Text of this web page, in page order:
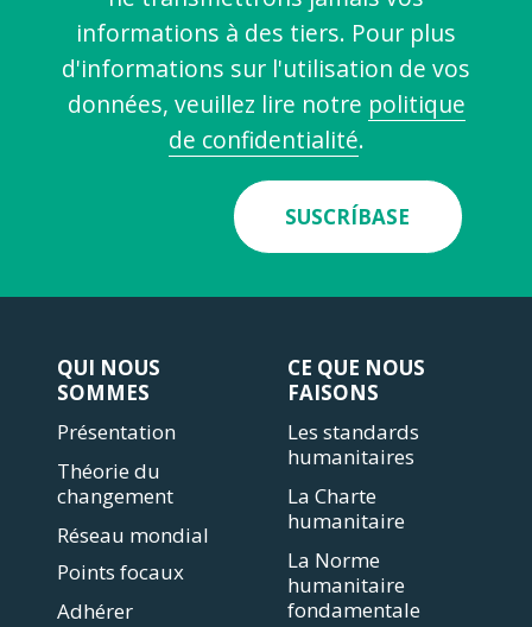
informations à des tiers. Pour plus
d'informations sur l'utilisation de vos
données, veuillez lire notre politique
de confidentialité.
SUSCRÍBASE
QUI NOUS
SOMMES
Présentation
Théorie du
changement
Réseau mondial
Points focaux
Adhérer
CE QUE NOUS
FAISONS
Les standards
humanitaires
La Charte
humanitaire
La Norme
humanitaire
fondamentale